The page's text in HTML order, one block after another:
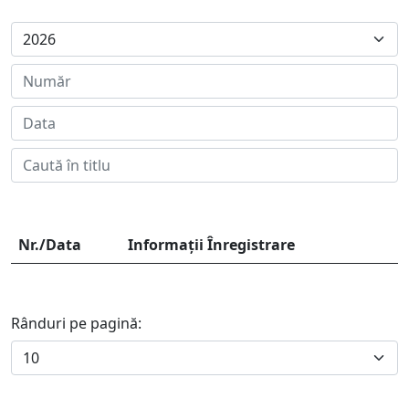
Nr./Data Informații Înregistrare
Rânduri pe pagină: